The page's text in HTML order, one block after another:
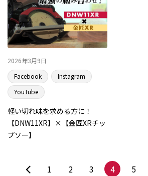
2026年3月9日
Facebook
Instagram
YouTube
軽い切れ味を求める方に！
【DNW11XR】×【金匠XRチッ
プソー】
1 2 3 4 5